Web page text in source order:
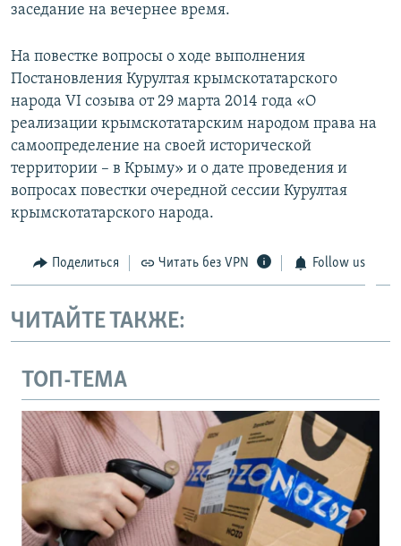
заседание на вечернее время.
На повестке вопросы о ходе выполнения
Постановления Курултая крымскотатарского
народа VI созыва от 29 марта 2014 года «О
реализации крымскотатарским народом права на
самоопределение на своей исторической
территории – в Крыму» и о дате проведения и
вопросах повестки очередной сессии Курултая
крымскотатарского народа.
Поделиться Читать без VPN Follow us
ЧИТАЙТЕ ТАКЖЕ:
ТОП-ТЕМА